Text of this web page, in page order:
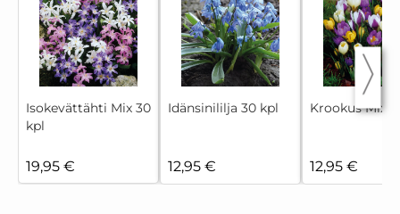
Isokevättähti Mix 30
kpl
19,95 €
Idänsinililja 30 kpl
12,95 €
Krookus Mix
12,95 €